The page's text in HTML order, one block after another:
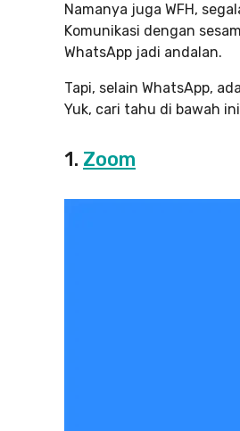
Namanya juga WFH,
Komunikasi dengan
WhatsApp jadi andalan.
Tapi, selain WhatsApp,
Yuk, cari tahu di bawah
1. Zoom